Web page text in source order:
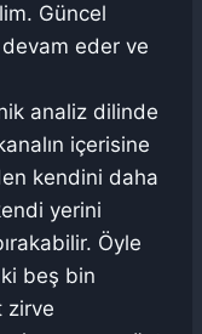
Güncel
eder ve
analiz dilinde
içerisine
kendini daha
yerini
Öyle
beş bin
zirve